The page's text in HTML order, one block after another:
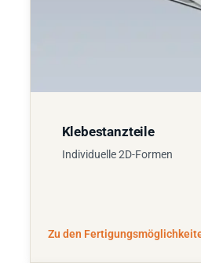
Klebestanzteile
Individuelle 2D-Formen
Zu den